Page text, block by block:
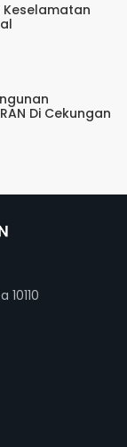
Keselamatan
Di Cekungan